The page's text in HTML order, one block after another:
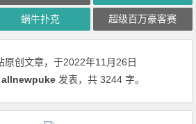
蜗牛扑克 超级百万豪客赛
原创文章，于2022年11月26日
allnewpuke 发表，共 3244 字。